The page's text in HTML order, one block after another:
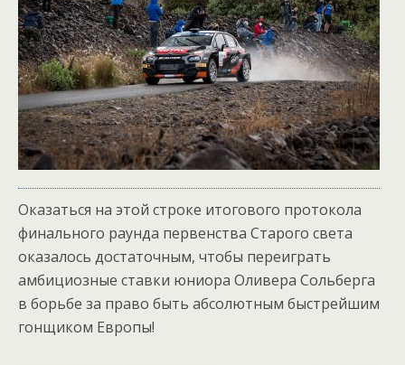
Оказаться на этой строке итогового протокола
финального раунда первенства Старого света
оказалось достаточным, чтобы переиграть
амбициозные ставки юниора Оливера Сольберга
в борьбе за право быть абсолютным быстрейшим
гонщиком Европы!